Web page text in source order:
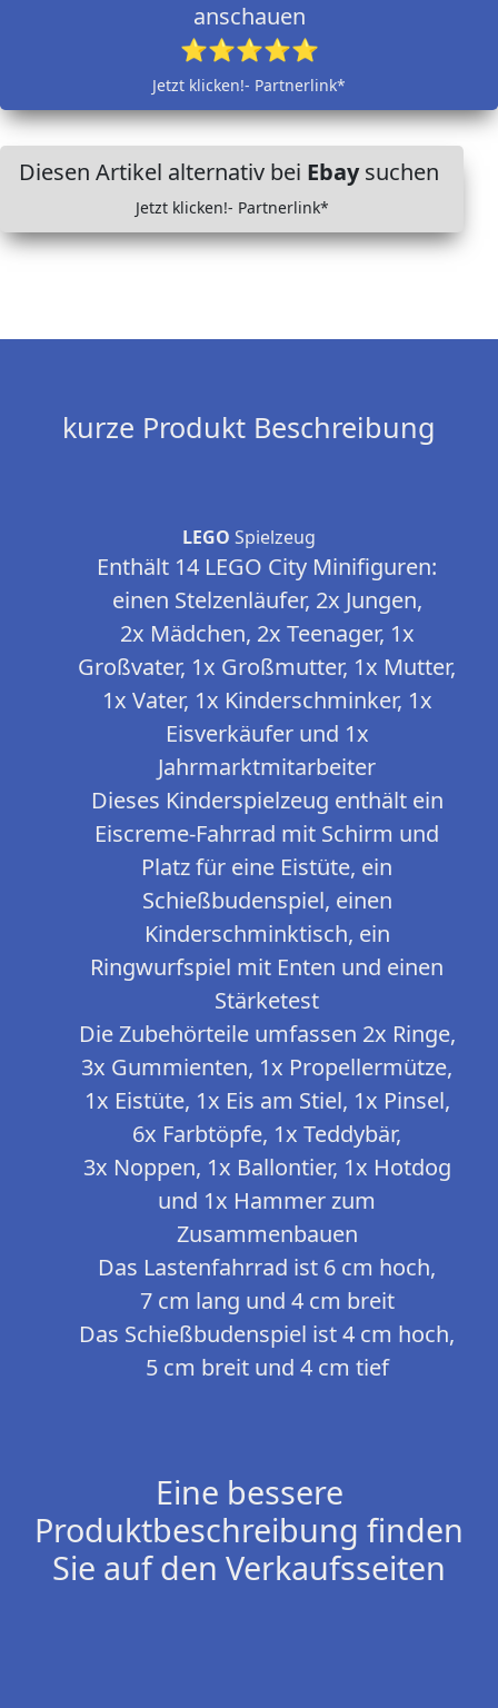
anschauen
⭐⭐⭐⭐⭐
Jetzt klicken!- Partnerlink*
Diesen Artikel alternativ bei Ebaysuchen
Jetzt klicken!- Partnerlink*
kurze Produkt Beschreibung
LEGO Spielzeug
Enthält 14 LEGO City Minifiguren:
einen Stelzenläufer, 2x Jungen,
2x Mädchen, 2x Teenager, 1x
Großvater, 1x Großmutter, 1x Mutter,
1x Vater, 1x Kinderschminker, 1x
Eisverkäufer und 1x
Jahrmarktmitarbeiter
Dieses Kinderspielzeug enthält ein
Eiscreme-Fahrrad mit Schirm und
Platz für eine Eistüte, ein
Schießbudenspiel, einen
Kinderschminktisch, ein
Ringwurfspiel mit Enten und einen
Stärketest
Die Zubehörteile umfassen 2x Ringe,
3x Gummienten, 1x Propellermütze,
1x Eistüte, 1x Eis am Stiel, 1x Pinsel,
6x Farbtöpfe, 1x Teddybär,
3x Noppen, 1x Ballontier, 1x Hotdog
und 1x Hammer zum
Zusammenbauen
Das Lastenfahrrad ist 6 cm hoch,
7 cm lang und 4 cm breit
Das Schießbudenspiel ist 4 cm hoch,
5 cm breit und 4 cm tief
Eine bessere
Produktbeschreibung finden
Sie auf den Verkaufsseiten